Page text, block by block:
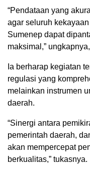
“Pendataan yang
agar seluruh
Sumenep dapat
maksimal,”
Ia berharap kegiatan
regulasi yang
melainkan instrumen
daerah.
“Sinergi antara
pemerintah daerah,
akan mempercepat
berkualitas,” tukasnya.